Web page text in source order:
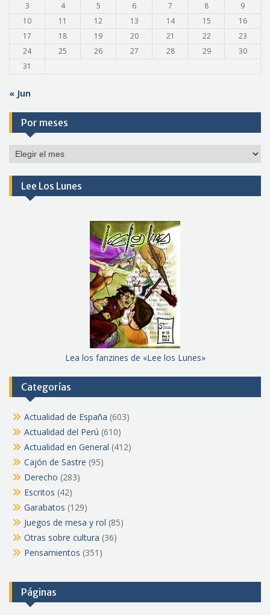
3
4 5 6 7 8
9
10
11 12 13 14 15
16
17
18 19 20 21 22
23
24
25 26 27 28 29
30
31
« Jun
Por meses
Por
Lee Los Lunes
Lea los fanzines de «Lee los Lunes»
Categorías
Actualidad de España (603)
Actualidad del Perú (610)
Actualidad en General (412)
Cajón de Sastre (95)
Derecho (283)
Escritos (42)
Garabatos (129)
Juegos de mesa y rol (85)
Otras sobre cultura (36)
Pensamientos (351)
Páginas